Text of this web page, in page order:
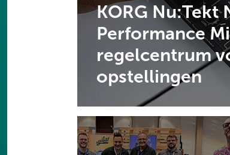
KORG Nu:Tekt
Performance
regelcentrum
opstellingen